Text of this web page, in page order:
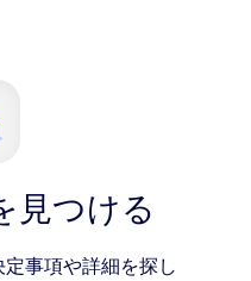
見つける
事項や詳細を探し